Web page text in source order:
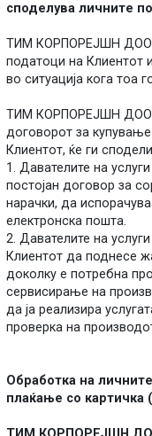
споделува личните
ТИМ КОРПОРЕЈШН
податоци на Клиентот
во ситуација кога тоа
ТИМ КОРПОРЕЈШН
договорот за
Клиентот, ќе ги
1. Давателите на
постојан договор за
нарачки, да
електронска пошта.
2. Давателите на
Клиентот да поднесе
доколку е потребна
сервисирање на
да ја реализира
проверка на
Обработка на
плаќање со картичка